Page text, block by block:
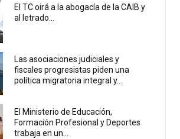
El TC oirá a la abogacía de la CAIB y
al letrado...
Las asociaciones judiciales y
fiscales progresistas piden una
política migratoria integral y...
El Ministerio de Educación,
Formación Profesional y Deportes
trabaja en un...